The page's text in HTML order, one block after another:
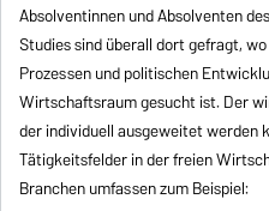
Absolventinnen und Absolventen
Studies sind überall dort gefragt,
Prozessen und politischen
Wirtschaftsraum gesucht ist. Der
der individuell ausgeweitet werden
Tätigkeitsfelder in der freien
Branchen umfassen zum Beispiel: